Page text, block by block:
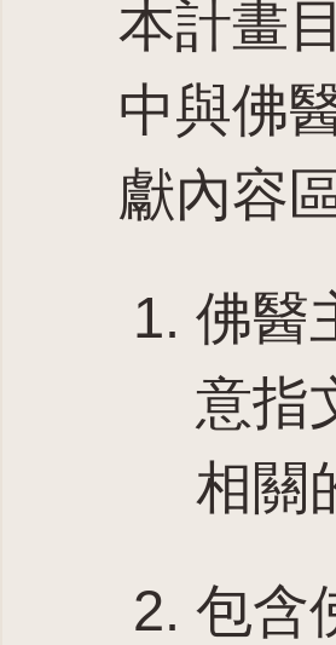
本計畫
中與佛
獻內容
佛醫
意指
相關
包含